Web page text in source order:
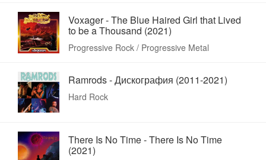
Voxager - The Blue Haired Girl that Lived
to be a Thousand (2021)
Progressive Rock / Progressive Metal
Ramrods - Дискография (2011-2021)
Hard Rock
There Is No Time - There Is No Time
(2021)